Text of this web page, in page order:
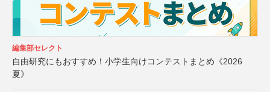
編集部セレクト
自由研究にもおすすめ！小学生向けコンテストまとめ《2026
夏》